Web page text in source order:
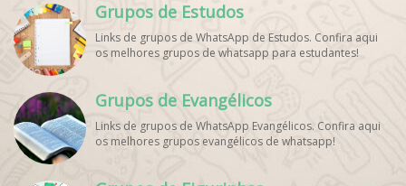
WhatsApp, Grupo de Torcedores [Nome do Time]
WhatsApp, Link de Grupos de Esporte Grátis, Grupo
WhatsApp Dicas de Treino, Grupo WhatsApp Futebol Ao
Vivo. Grupo WhatsApp Esporte, Grupos de Esporte
WhatsApp Esporte, Grupo WhatsApp Futebol, Link Grupo
Palpites Futebol WhatsApp, Grupo WhatsApp NBA,
Grupos de Estudos
Links de grupos de WhatsApp de Estudos. Confira aqui
os melhores grupos de whatsapp para estudantes!
Grupos de Evangélicos
Links de grupos de WhatsApp Evangélicos. Confira aqui
os melhores grupos evangélicos de whatsapp!